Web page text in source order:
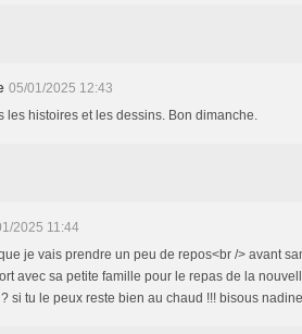
05/01/2025 12:43
les histoires et les dessins. Bon dimanche.
2025 11:44
je vais prendre un peu de repos<br /> avant
avec sa petite famille pour le repas de la
si tu le peux reste bien au chaud !!! bisous nadine